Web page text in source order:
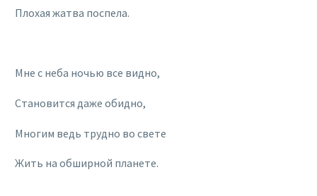
Плохая жатва поспела.
Мне с неба ночью все видно,
Становится даже обидно,
Многим ведь трудно во свете
Жить на обширной планете.